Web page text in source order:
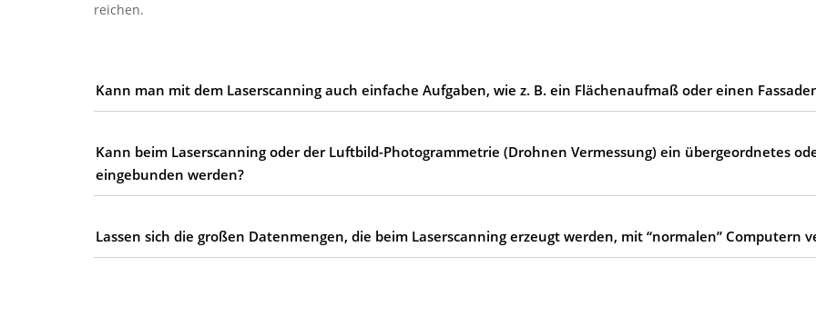
reichen.
Kann man mit dem Laserscanning auch einfache Aufgaben, wie z. B. ein Flächenaufmaß oder einen
Kann beim Laserscanning oder der Luftbild-Photogrammetrie (Drohnen Vermessung) ein übergeordnetes
eingebunden werden?
Lassen sich die großen Datenmengen, die beim Laserscanning erzeugt werden, mit “normalen” Computern